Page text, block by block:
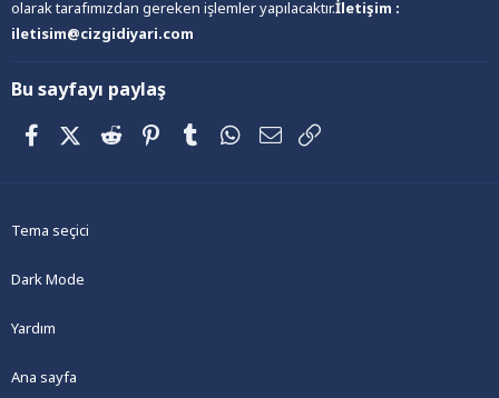
olarak tarafımızdan gereken işlemler yapılacaktır.İletişim :
iletisim@cizgidiyari.com
Bu sayfayı paylaş
FacebookX (Twitter)
Reddit PinterestTumblrWhatsApp
E-posta
Tema seçici
Dark Mode
Yardım
Ana sayfa